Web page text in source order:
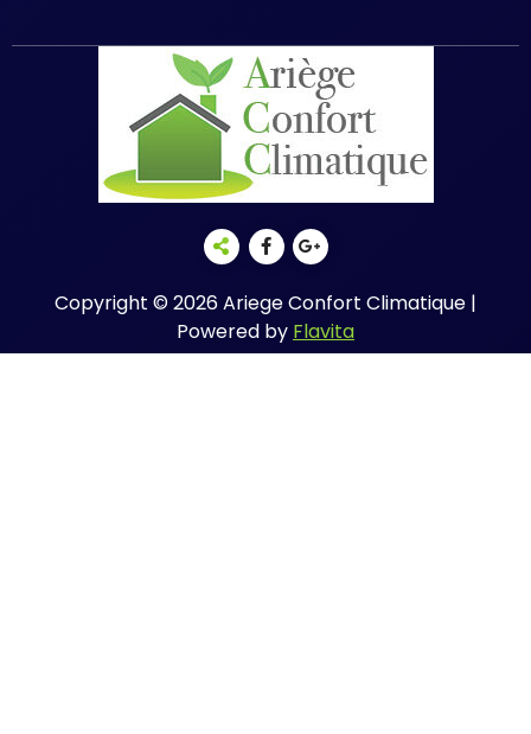
Copyright © 2026 Ariege Confort Climatique |
Powered by Flavita